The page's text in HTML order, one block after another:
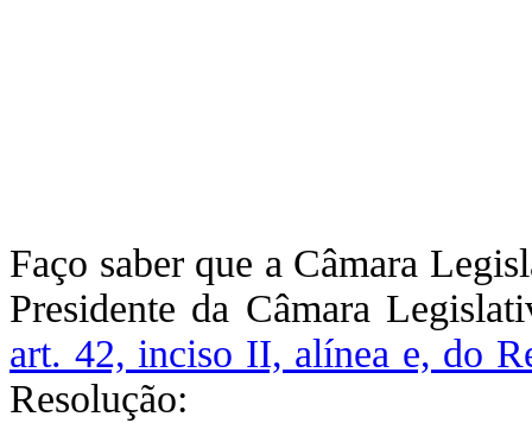
Faço saber que a Câmara
Presidente da Câmara
art. 42, inciso II, alínea e, do
Resolução: